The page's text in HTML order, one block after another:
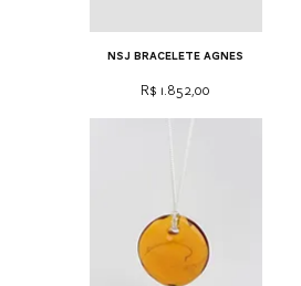
NSJ bracelete Agnes
Preço
R$ 1.852,00